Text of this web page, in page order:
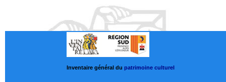
Inventaire général du patrimoine culturel